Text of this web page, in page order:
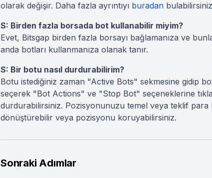
olarak değişir. Daha fazla ayrıntıyı buradan
S: Birden fazla borsada bot kullanabilir miyim?
Evet, Bitsgap birden fazla borsayı bağlamanıza ve
anda botları kullanmanıza olanak tanır.
S: Bir botu nasıl durdurabilirim?
Botu istediğiniz zaman "Active Bots" sekmesine gidip
seçerek "Bot Actions" ve "Stop Bot" seçeneklerine
durdurabilirsiniz. Pozisyonunuzu temel veya teklif para
dönüştürebilir veya pozisyonu koruyabilirsiniz.
Sonraki Adımlar